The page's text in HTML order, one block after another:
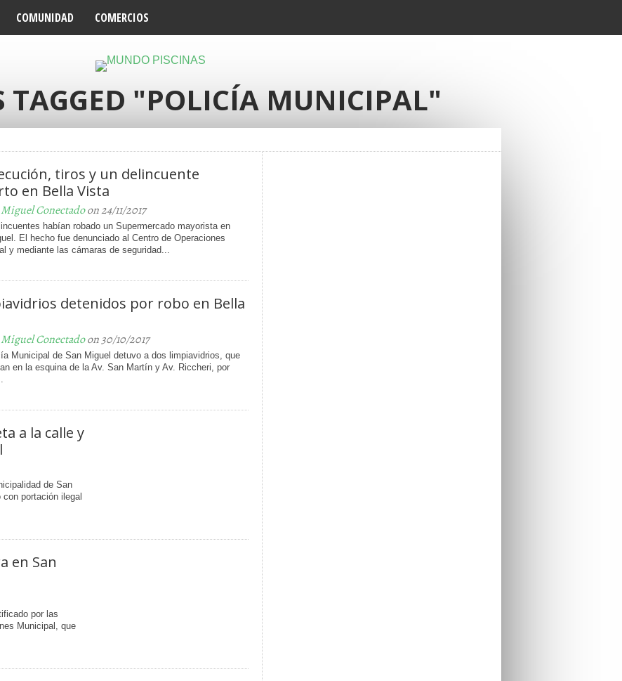
COMUNIDAD COMERCIOS
TAGGED "POLICÍA MUNICIPAL"
tiros y un delincuente
en Bella Vista
Miguel Conectadoon 24/11/2017
habían robado un Supermercado mayorista en
El hecho fue denunciado al Centro de Operaciones
y mediante las cámaras de seguridad...
detenidos por robo en Bella
Miguel Conectadoon 30/10/2017
Municipal de San Miguel detuvo a dos limpiavidrios, que
en la esquina de la Av. San Martín y Av. Riccheri, por
a la calle y
de San
portación ilegal
en San
por las
Municipal, que